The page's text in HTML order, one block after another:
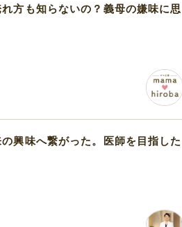
方も知らないの？義母の嫌味に思
興味へ繋がった。医師を目指した